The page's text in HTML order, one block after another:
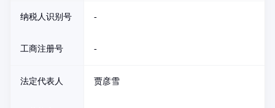
纳税人识别号 -
工商注册号 -
法定代表人 贾彦雪